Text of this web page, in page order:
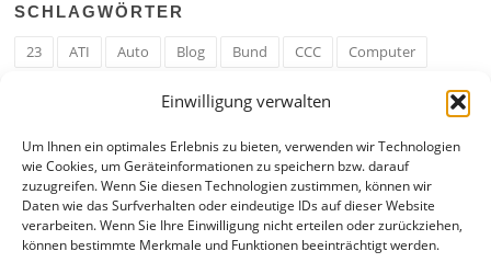
Einwilligung verwalten
Um Ihnen ein optimales Erlebnis zu bieten, verwenden wir Technologien
wie Cookies, um Geräteinformationen zu speichern bzw. darauf
zuzugreifen. Wenn Sie diesen Technologien zustimmen, können wir
Daten wie das Surfverhalten oder eindeutige IDs auf dieser Website
verarbeiten. Wenn Sie Ihre Einwilligung nicht erteilen oder zurückziehen,
können bestimmte Merkmale und Funktionen beeinträchtigt werden.
SCHLAGWÖRTER
23 ATI Auto Blog Bund CCC
Computer
Erwerbsregeln
Google
Hack Hand HE ICE IE Internet
Krefeld
Liebe Linux u. Software Mail Mann
PHP
RAM
Regeln RZ Spam Spiel Ticker
USA